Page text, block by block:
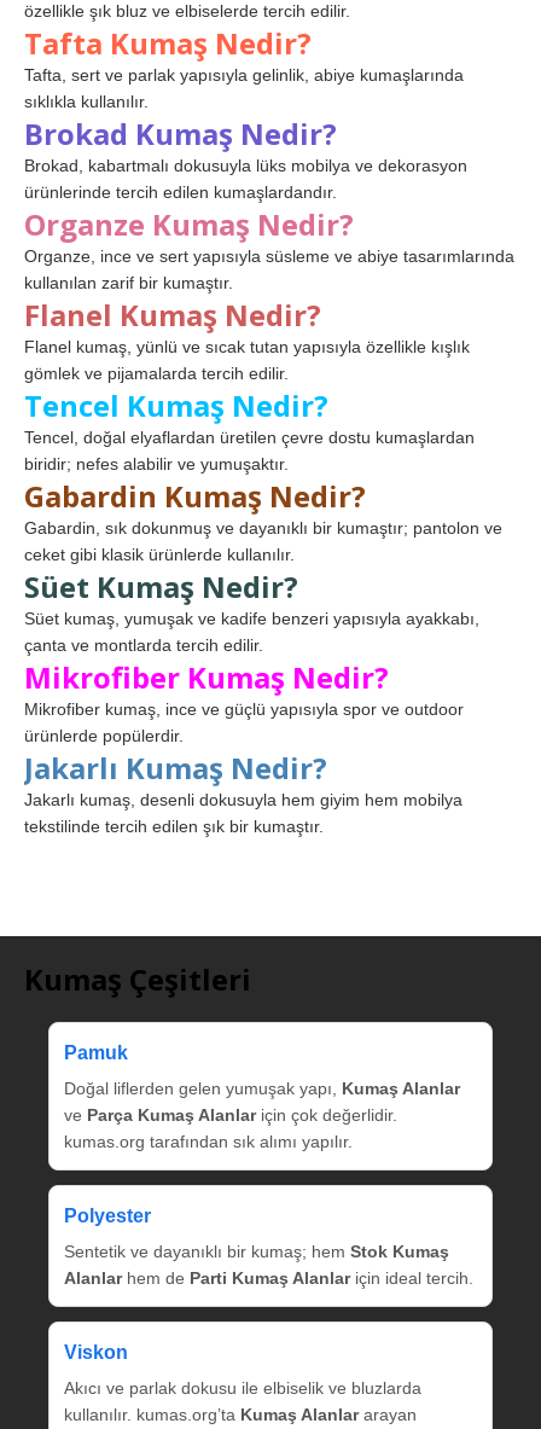
özellikle şık bluz ve elbiselerde tercih edilir.
Tafta Kumaş Nedir?
Tafta, sert ve parlak yapısıyla gelinlik, abiye kumaşlarında
sıklıkla kullanılır.
Brokad Kumaş Nedir?
Brokad, kabartmalı dokusuyla lüks mobilya ve dekorasyon
ürünlerinde tercih edilen kumaşlardandır.
Organze Kumaş Nedir?
Organze, ince ve sert yapısıyla süsleme ve abiye tasarımlarında
kullanılan zarif bir kumaştır.
Flanel Kumaş Nedir?
Flanel kumaş, yünlü ve sıcak tutan yapısıyla özellikle kışlık
gömlek ve pijamalarda tercih edilir.
Tencel Kumaş Nedir?
Tencel, doğal elyaflardan üretilen çevre dostu kumaşlardan
biridir; nefes alabilir ve yumuşaktır.
Gabardin Kumaş Nedir?
Gabardin, sık dokunmuş ve dayanıklı bir kumaştır; pantolon ve
ceket gibi klasik ürünlerde kullanılır.
Süet Kumaş Nedir?
Süet kumaş, yumuşak ve kadife benzeri yapısıyla ayakkabı,
çanta ve montlarda tercih edilir.
Mikrofiber Kumaş Nedir?
Mikrofiber kumaş, ince ve güçlü yapısıyla spor ve outdoor
ürünlerde popülerdir.
Jakarlı Kumaş Nedir?
Jakarlı kumaş, desenli dokusuyla hem giyim hem mobilya
tekstilinde tercih edilen şık bir kumaştır.
Kumaş Çeşitleri
Pamuk
Doğal liflerden gelen yumuşak yapı, Kumaş Alanlar
ve Parça Kumaş Alanlariçin çok değerlidir.
kumas.org tarafından sık alımı yapılır.
Polyester
Sentetik ve dayanıklı bir kumaş; hem Stok Kumaş
Alanlarhem de Parti Kumaş Alanlariçin ideal tercih.
Viskon
Akıcı ve parlak dokusu ile elbiselik ve bluzlarda
kullanılır. kumas.org’ta Kumaş Alanlararayan